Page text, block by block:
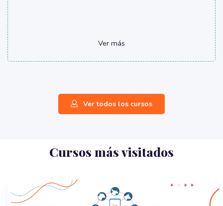
Ver más
Ver todos los cursos
Cursos más visitados